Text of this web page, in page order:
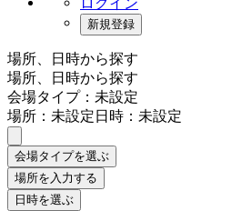
新規登録
場所、日時から探す
場所、日時から探す
会場タイプ：未設定
場所：未設定日時：未設定
会場タイプを選ぶ
場所を入力する
日時を選ぶ